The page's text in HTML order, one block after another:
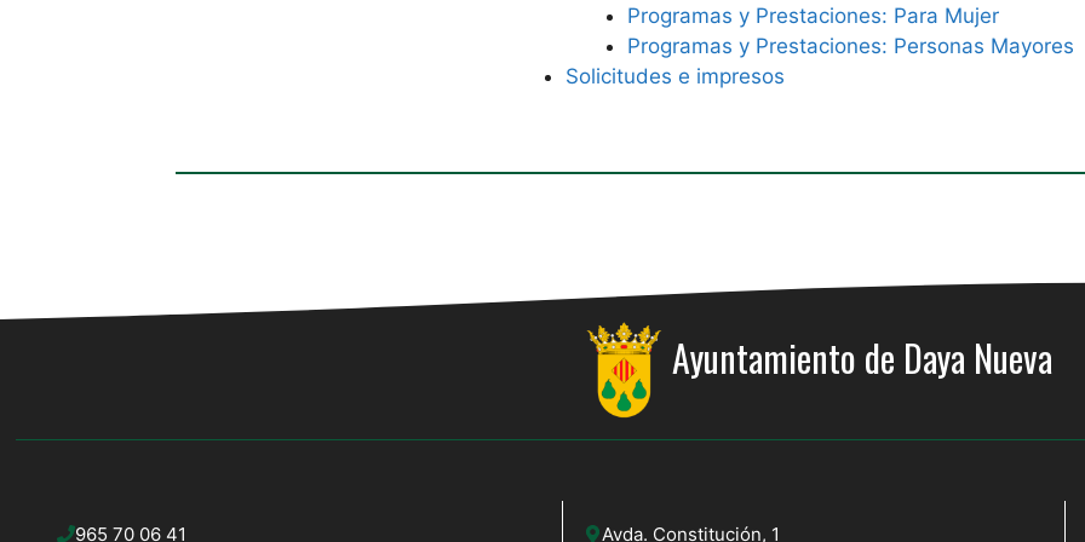
Programas y Prestaciones: Para Mujer
Programas y Prestaciones: Personas Mayores
Solicitudes e impresos
Ayuntamiento de Daya Nueva
965 70 06 41 Avda. Constitución, 1